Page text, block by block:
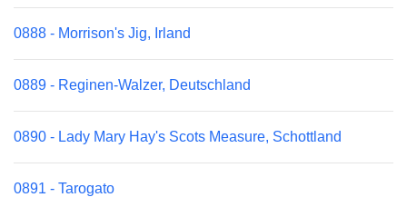
0888 - Morrison's Jig, Irland
0889 - Reginen-Walzer, Deutschland
0890 - Lady Mary Hay's Scots Measure, Schottland
0891 - Tarogato